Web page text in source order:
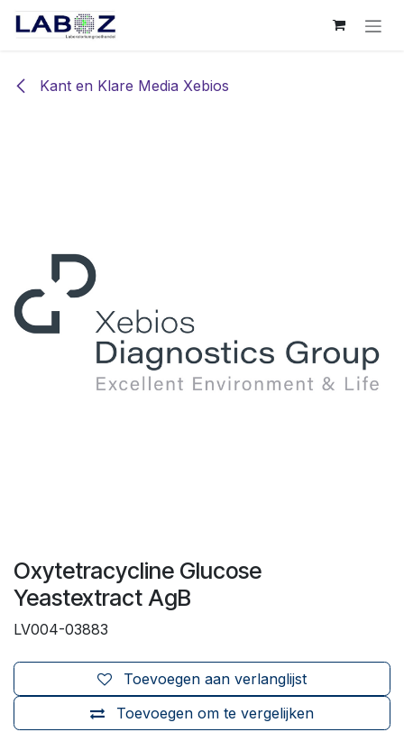
Overslaan naar inhoud
Kant en Klare Media Xebios
Oxytetracycline Glucose
Yeastextract AgB
LV004-03883
Toevoegen om te vergelijken
Toevoegen aan verlanglijst